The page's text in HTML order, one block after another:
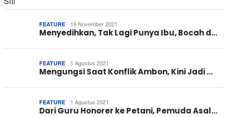
FEATURE 19 November 2021
Menyedihkan, Tak Lagi Punya Ibu, Bocah d…
FEATURE 1 Agustus 2021
Mengungsi Saat Konflik Ambon, Kini Jadi …
FEATURE 1 Agustus 2021
Dari Guru Honorer ke Petani, Pemuda Asal…